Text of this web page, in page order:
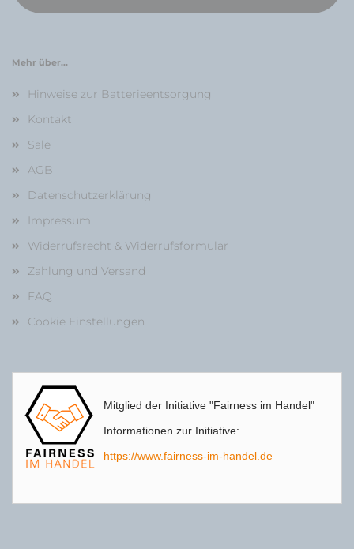
Mehr über...
Hinweise zur Batterieentsorgung
Kontakt
Sale
AGB
Datenschutzerklärung
Impressum
Widerrufsrecht & Widerrufsformular
Zahlung und Versand
FAQ
Cookie Einstellungen
Mitglied der Initiative "Fairness im Handel"
Informationen zur Initiative:
https://www.fairness-im-handel.de